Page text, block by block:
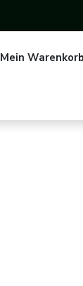
Mein Warenkorb